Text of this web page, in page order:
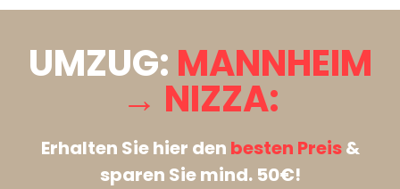
UMZUG: MANNHEIM
→ NIZZA:
Erhalten Sie hier den besten Preis&
sparen Sie mind. 50€!